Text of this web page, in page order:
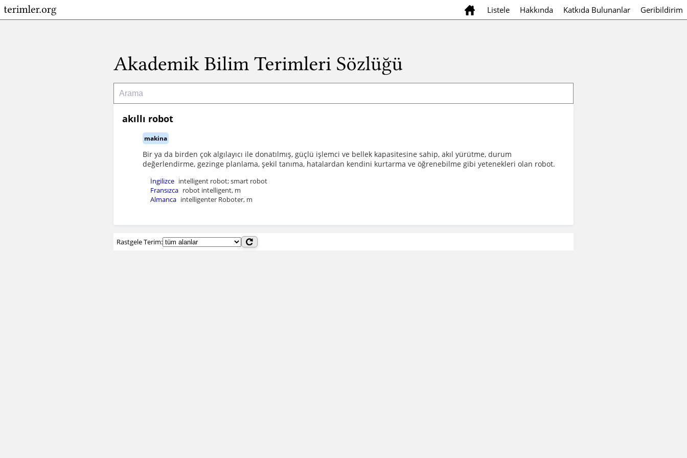
Listele Hakkında Katkıda Bulunanlar Geribildirim
akıllı robot
makina
Bir ya da birden çok algılayıcı ile donatılmış, güçlü işlemci ve bellek kapasitesine sahip, akıl yürütme, durum
değerlendirme, gezinge planlama, şekil tanıma, hatalardan kendini kurtarma ve öğrenebilme gibi yetenekleri olan robot.
İngilizce intelligent robot; smart robot
Fransızca robot intelligent, m
Almanca intelligenter Roboter, m
Rastgele Terim: